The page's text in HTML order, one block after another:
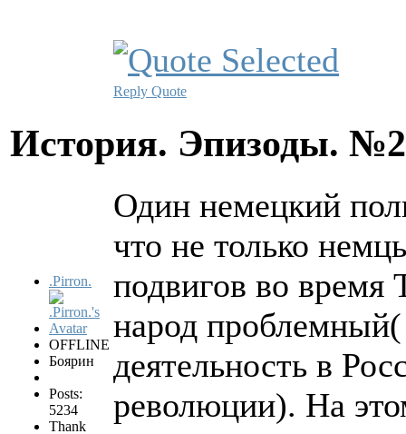
Reply Quote
История. Эпизоды.
.Pirron.
OFFLINE
Боярин
Posts:
5234
Thank
Один немецкий
что не только
подвигов во время
народ
деятельность в
революции). На